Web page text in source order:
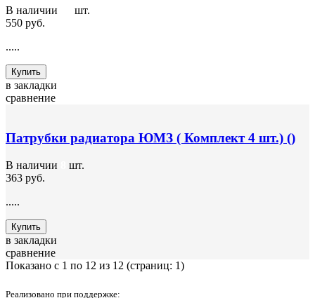
В наличии
шт.
550 руб.
.....
Купить
в закладки
сравнение
Патрубки радиатора ЮМЗ ( Комплект 4 шт.) ()
В наличии
шт.
363 руб.
.....
Купить
в закладки
сравнение
Показано с 1 по 12 из 12 (страниц: 1)
Реализовано при поддержке: